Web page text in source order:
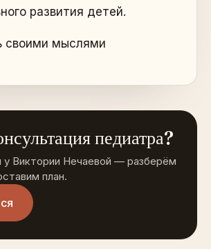
развития детей.
своими мыслями
педиатра?
у Виктории Нечаевой — разберём
план.